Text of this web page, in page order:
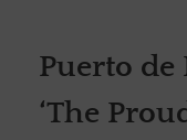
Puerto de
‘The